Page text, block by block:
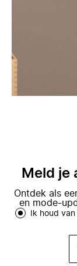
Meld je
Ontdek als
en mode-
Ik houd